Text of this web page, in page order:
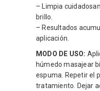
– Limpia
brillo.
– Resultados
aplicación.
MODO DE USO:
húmedo masajear
espuma. Repetir el
tratamiento. Dejar